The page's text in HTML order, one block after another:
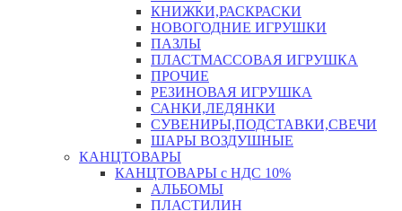
КНИЖКИ,РАСКРАСКИ
НОВОГОДНИЕ ИГРУШКИ
ПАЗЛЫ
ПЛАСТМАССОВАЯ ИГРУШКА
ПРОЧИЕ
РЕЗИНОВАЯ ИГРУШКА
САНКИ,ЛЕДЯНКИ
СУВЕНИРЫ,ПОДСТАВКИ,СВЕЧИ
ШАРЫ ВОЗДУШНЫЕ
КАНЦТОВАРЫ
КАНЦТОВАРЫ с НДС 10%
АЛЬБОМЫ
ПЛАСТИЛИН